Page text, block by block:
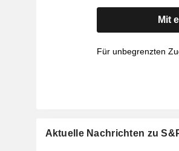
Mit
Für unbegrenzten
Aktuelle Nachrichten zu